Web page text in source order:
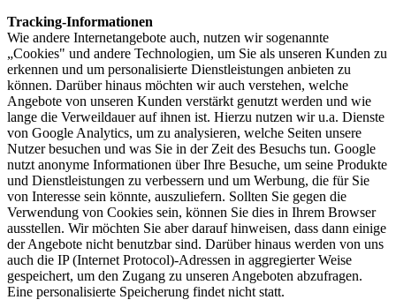
Tracking-Informationen
Wie andere Internetangebote auch, nutzen wir sogenannte
„Cookies" und andere Technologien, um Sie als unseren Kunden zu
erkennen und um personalisierte Dienstleistungen anbieten zu
können. Darüber hinaus möchten wir auch verstehen, welche
Angebote von unseren Kunden verstärkt genutzt werden und wie
lange die Verweildauer auf ihnen ist. Hierzu nutzen wir u.a. Dienste
von Google Analytics, um zu analysieren, welche Seiten unsere
Nutzer besuchen und was Sie in der Zeit des Besuchs tun. Google
nutzt anonyme Informationen über Ihre Besuche, um seine Produkte
und Dienstleistungen zu verbessern und um Werbung, die für Sie
von Interesse sein könnte, auszuliefern. Sollten Sie gegen die
Verwendung von Cookies sein, können Sie dies in Ihrem Browser
ausstellen. Wir möchten Sie aber darauf hinweisen, dass dann einige
der Angebote nicht benutzbar sind. Darüber hinaus werden von uns
auch die IP (Internet Protocol)-Adressen in aggregierter Weise
gespeichert, um den Zugang zu unseren Angeboten abzufragen.
Eine personalisierte Speicherung findet nicht statt.